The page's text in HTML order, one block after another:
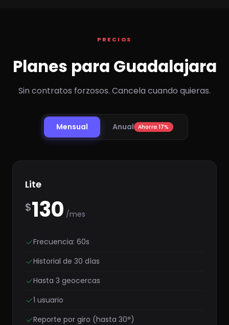
PRECIOS
Planes para Guadalajara
Sin contratos forzosos. Cancela cuando quieras.
Mensual Anual Ahorra 17%
Lite
$130 /mes
Frecuencia: 60s
Historial de 30 días
Hasta 3 geocercas
1 usuario
Reporte por giro (hasta 30°)